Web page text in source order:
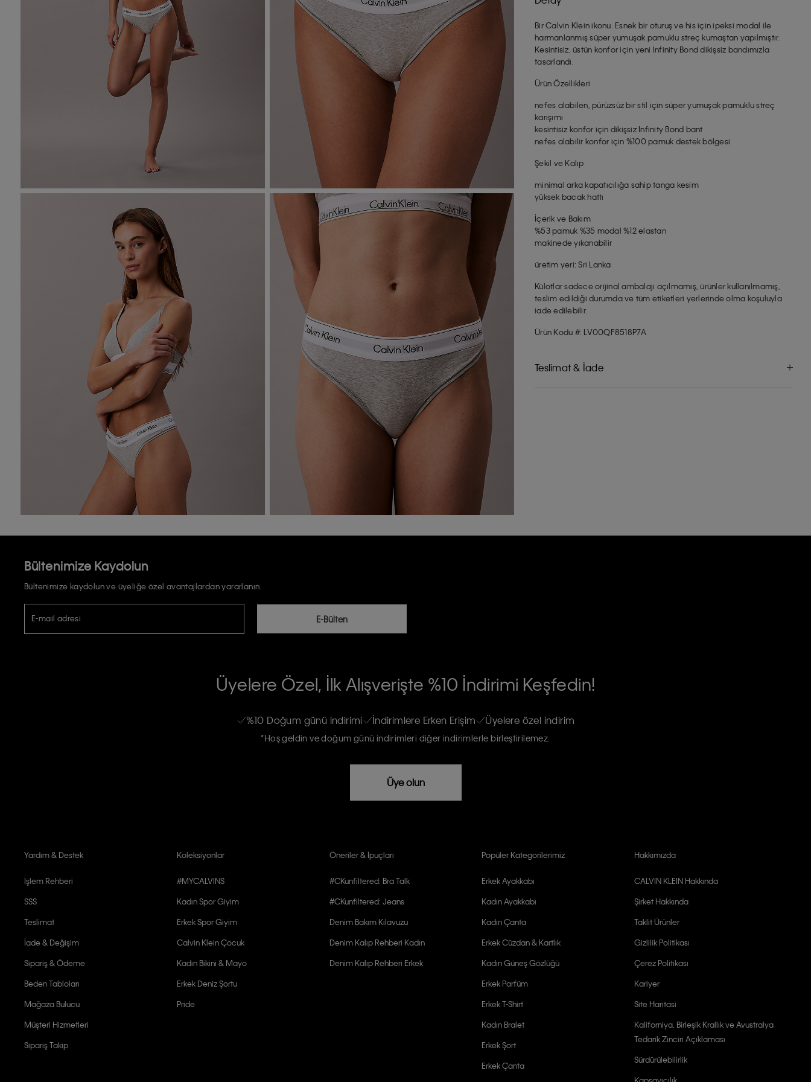
Bir Calvin Klein ikonu. Esnek bir oturuş ve his için ipeksi modal ile
harmanlanmış süper yumuşak pamuklu streç kumaştan yapılmıştır.
Kesintisiz, üstün konfor için yeni Infinity Bond dikişsiz bandımızla
tasarlandı.
Ürün Özellikleri
nefes alabilen, pürüzsüz bir stil için süper yumuşak pamuklu streç
karışımı
kesintisiz konfor için dikişsiz Infinity Bond bant
nefes alabilir konfor için %100 pamuk destek bölgesi
Şekil ve Kalıp
minimal arka kapatıcılığa sahip tanga kesim
yüksek bacak hattı
İçerik ve Bakım
%53 pamuk %35 modal %12 elastan
makinede yıkanabilir
üretim yeri: Sri Lanka
Külotlar sadece orijinal ambalajı açılmamış, ürünler kullanılmamış,
teslim edildiği durumda ve tüm etiketleri yerlerinde olma koşuluyla
iade edilebilir.
Ürün Kodu #: LV00QF8518P7A
Teslimat & İade
Bültenimize Kaydolun
Bültenimize kaydolun ve üyeliğe özel avantajlardan yararlanın.
E-mail adresi E-Bülten
Calvin Klein e-bültenine abone olarak, kişisel verilerimin Calvin Klein tarafına gönderileceğinin ve güncel ürün,
Üyelere Özel, İlk Alışverişte %10 İndirimi Keşfedin!
%10 Doğum günü indirimi İndirimlere Erken Erişim Üyelere özel indirim
*Hoş geldin ve doğum günü indirimleri diğer indirimlerle birleştirilemez.
Üye olun
Yardım & Destek
İşlem Rehberi
SSS
Teslimat
İade & Değişim
Sipariş & Ödeme
Beden Tabloları
Mağaza Bulucu
Müşteri Hizmetleri
Sipariş Takip
Koleksiyonlar
#MYCALVINS
Kadın Spor Giyim
Erkek Spor Giyim
Calvin Klein Çocuk
Kadın Bikini & Mayo
Erkek Deniz Şortu
Pride
Öneriler & İpuçları
#CKunfiltered: Bra Talk
#CKunfiltered: Jeans
Denim Bakım Kılavuzu
Denim Kalıp Rehberi Kadın
Denim Kalıp Rehberi Erkek
Popüler Kategorilerimiz
Erkek Ayakkabı
Kadın Ayakkabı
Kadın Çanta
Erkek Cüzdan & Kartlık
Kadın Güneş Gözlüğü
Erkek Parfüm
Erkek T-Shirt
Kadın Bralet
Erkek Şort
Erkek Çanta
Hakkımızda
CALVIN KLEIN Hakkında
Şirket Hakkında
Taklit Ürünler
Gizlilik Politikası
Çerez Politikası
Kariyer
Site Haritasi
Kaliforniya, Birleşik Krallık ve Avustralya
Tedarik Zinciri Açıklaması
Sürdürülebilirlik